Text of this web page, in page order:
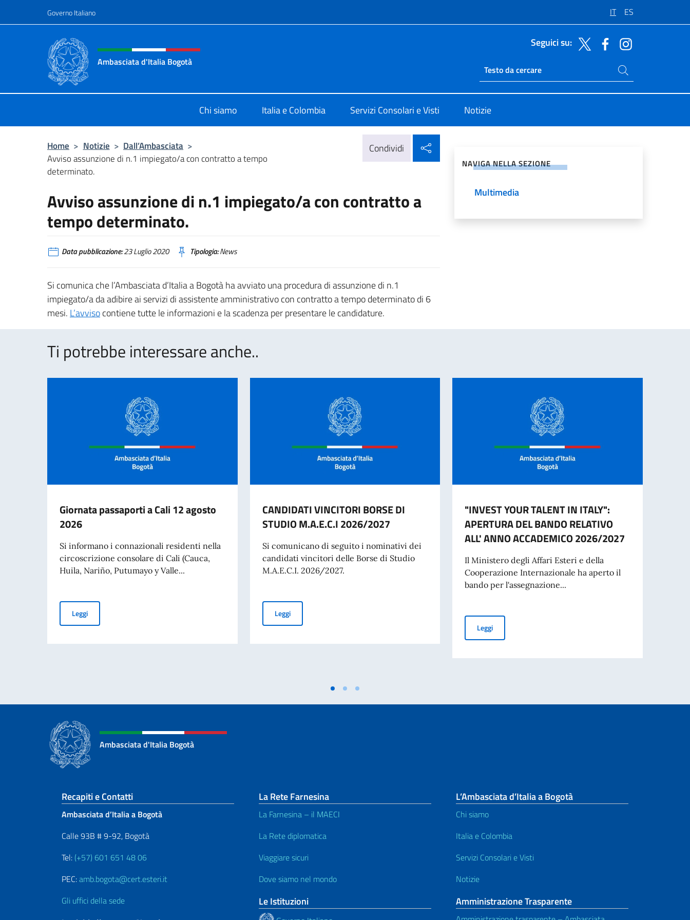
Governo Italiano IT ES
Intestazione sito, social e menù
Ambasciata d'Italia Bogotà
Seguici su:
Ricerca sito live
Cerca nel sito
Chi siamo Italia e Colombia Servizi Consolari e Visti Notizie
Home > Notizie > Dall’Ambasciata >
Avviso assunzione di n.1 impiegato/a con contratto a tempo
determinato.
Condividi
Avviso assunzione di n.1 impiegato/a con contratto a
tempo determinato.
Data pubblicazione:23 Luglio 2020 Tipologia:News
Si comunica che l’Ambasciata d’Italia a Bogotà ha avviato una procedura di assunzione di n.1
impiegato/a da adibire ai servizi di assistente amministrativo con contratto a tempo determinato di 6
mesi. L’avvisocontiene tutte le informazioni e la scadenza per presentare le candidature.
NAVIGA NELLA SEZIONE
Multimedia
Ti potrebbe interessare anche..
Giornata passaporti a Cali 12 agosto
2026
Si informano i connazionali residenti nella
circoscrizione consolare di Cali (Cauca,
Huila, Nariño, Putumayo y Valle...
LeggiGiornata passaporti a Cali 12 agosto 2026
CANDIDATI VINCITORI BORSE DI
STUDIO M.A.E.C.I 2026/2027
Si comunicano di seguito i nominativi dei
candidati vincitori delle Borse di Studio
M.A.E.C.I. 2026/2027.
LeggiCANDIDATI VINCITORI BORSE DI STUDIO M.A.E.C.I 2026/2027
"INVEST YOUR TALENT IN ITALY":
APERTURA DEL BANDO RELATIVO
ALL' ANNO ACCADEMICO 2026/2027
Il Ministero degli Affari Esteri e della
Cooperazione Internazionale ha aperto il
bando per l'assegnazione...
Leggi"INVEST YOUR TALENT IN ITALY": APERTURA DEL BANDO
Ambasciata d'Italia Bogotà
Sezione footer
Recapiti e Contatti
Ambasciata d’Italia a Bogotà
Calle 93B # 9-92, Bogotà
Tel: (+57) 601 651 48 06
PEC:amb.bogota@cert.esteri.it
Gli uffici della sede
La Rete Farnesina
La Farnesina – il MAECI
La Rete diplomatica
Viaggiare sicuri
Dove siamo nel mondo
Le Istituzioni
L’Ambasciata d’Italia a Bogotà
Chi siamo
Italia e Colombia
Servizi Consolari e Visti
Notizie
Amministrazione Trasparente